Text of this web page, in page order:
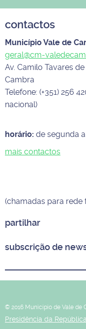
contactos
Município Vale de
geral@cm-
Av. Camilo Tavares
Cambra
Telefone: (+351) 256
nacional)
horário: de segunda
mais contactos
(chamadas para rede
partilhar
subscrição de
© 2016 Município de Vale de
Presidência da República